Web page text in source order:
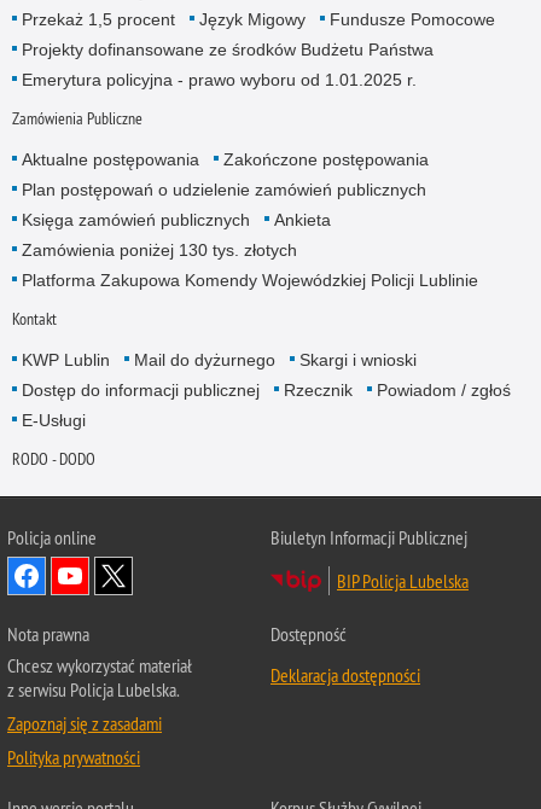
Przekaż 1,5 procent
Język Migowy
Fundusze Pomocowe
Projekty dofinansowane ze środków Budżetu Państwa
Emerytura policyjna - prawo wyboru od 1.01.2025 r.
Zamówienia Publiczne
Aktualne postępowania
Zakończone postępowania
Plan postępowań o udzielenie zamówień publicznych
Księga zamówień publicznych
Ankieta
Zamówienia poniżej 130 tys. złotych
Platforma Zakupowa Komendy Wojewódzkiej Policji Lublinie
Kontakt
KWP Lublin Mail do dyżurnego
Skargi i wnioski
Dostęp do informacji publicznej
Rzecznik
Powiadom / zgłoś
E-Usługi
RODO - DODO
Policja online
Biuletyn Informacji Publicznej
BIP Policja Lubelska
Nota prawna
Chcesz wykorzystać materiał
z serwisu Policja Lubelska.
Zapoznaj się z zasadami
Polityka prywatności
Dostępność
Deklaracja dostępności